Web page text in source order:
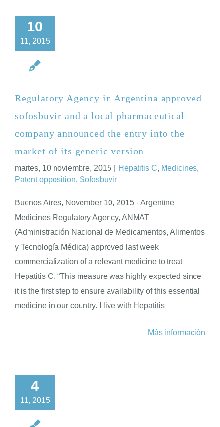
10
11, 2015
Regulatory Agency in Argentina approved
sofosbuvir and a local pharmaceutical
company announced the entry into the
market of its generic version
martes, 10 noviembre, 2015 Hepatitis C, Medicines,
Patent opposition, Sofosbuvir
Buenos Aires, November 10, 2015 - Argentine
Medicines Regulatory Agency, ANMAT
(Administración Nacional de Medicamentos, Alimentos
y Tecnología Médica) approved last week
commercialization of a relevant medicine to treat
Hepatitis C. “This measure was highly expected since
it is the first step to ensure availability of this essential
medicine in our country. I live with Hepatitis
Más información
4
11, 2015